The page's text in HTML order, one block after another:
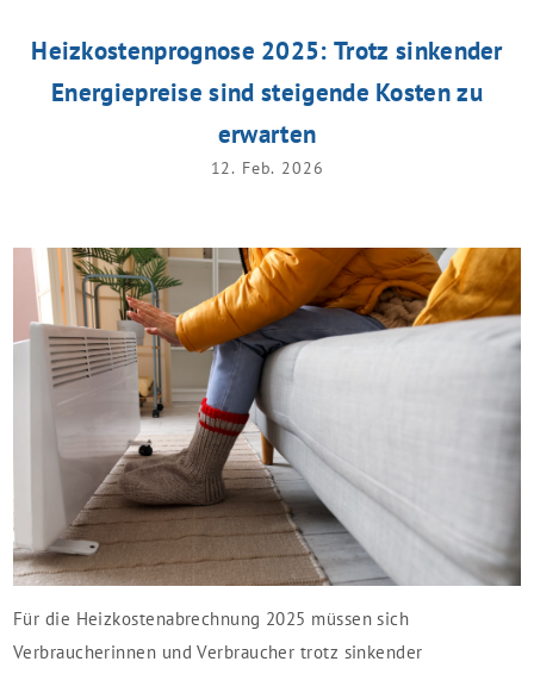
Heizkostenprognose 2025: Trotz sinkender
Energiepreise sind steigende Kosten zu
erwarten
12. Feb. 2026
Für die Heizkostenabrechnung 2025 müssen sich
Verbraucherinnen und Verbraucher trotz sinkender